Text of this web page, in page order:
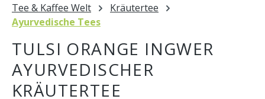
Tee & Kaffee Welt
Kräutertee
Ayurvedische Tees
TULSI ORANGE INGWER
AYURVEDISCHER
KRÄUTERTEE